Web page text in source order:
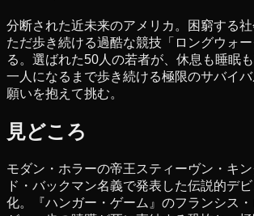
分断された近未来のアメリカ。困窮する社
ただ歩き続ける過酷な競技「ロングウォ
る。選ばれた50人の若者が、休息も睡眠
一人になるまで歩き続ける極限のサバイ
願いを抱えて挑む。
見どころ
モダン・ホラーの帝王スティーヴン・キ
ド・バックマン名義で発表した伝説的デ
化。『ハンガー・ゲーム』のフランシス